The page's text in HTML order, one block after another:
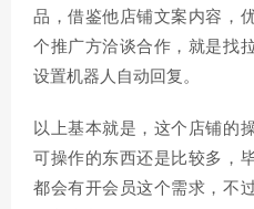
品，借鉴他店铺文案内容，
个推广方洽谈合作，就是找
设置机器人自动回复。
以上基本就是，这个店铺的
可操作的东西还是比较多，
都会有开会员这个需求，不